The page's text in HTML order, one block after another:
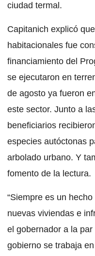
ciudad termal.
Capitanich explicó
habitacionales fue
financiamiento del
se ejecutaron en
de agosto ya fueron
este sector. Junto a
beneficiarios
especies autóctonas
arbolado urbano. Y
fomento de la lectura.
“Siempre es un
nuevas viviendas e
el gobernador a la
gobierno se trabaja